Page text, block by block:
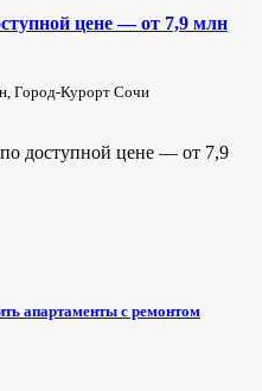
цене — от 7,9 млн
Город-Курорт Сочи
доступной цене — от 7,9
апартаменты с ремонтом